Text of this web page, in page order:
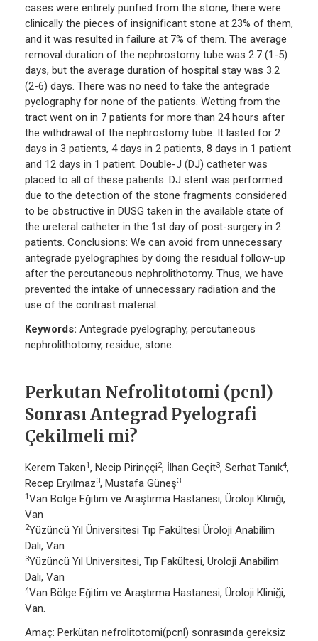
cases were entirely purified from the stone, there were
clinically the pieces of insignificant stone at 23% of them,
and it was resulted in failure at 7% of them. The average
removal duration of the nephrostomy tube was 2.7 (1-5)
days, but the average duration of hospital stay was 3.2
(2-6) days. There was no need to take the antegrade
pyelography for none of the patients. Wetting from the
tract went on in 7 patients for more than 24 hours after
the withdrawal of the nephrostomy tube. It lasted for 2
days in 3 patients, 4 days in 2 patients, 8 days in 1 patient
and 12 days in 1 patient. Double-J (DJ) catheter was
placed to all of these patients. DJ stent was performed
due to the detection of the stone fragments considered
to be obstructive in DUSG taken in the available state of
the ureteral catheter in the 1st day of post-surgery in 2
patients. Conclusions: We can avoid from unnecessary
antegrade pyelographies by doing the residual follow-up
after the percutaneous nephrolithotomy. Thus, we have
prevented the intake of unnecessary radiation and the
use of the contrast material.
Keywords: Antegrade pyelography, percutaneous
nephrolithotomy, residue, stone.
Perkutan Nefrolitotomi (pcnl)
Sonrası Antegrad Pyelografi
Çekilmeli mi?
Kerem Taken1, Necip Pirinççi2, İlhan Geçit3, Serhat Tanık4,
Recep Eryılmaz3, Mustafa Güneş3
1Van Bölge Eğitim ve Araştırma Hastanesi, Üroloji Kliniği,
Van
2Yüzüncü Yıl Üniversitesi Tıp Fakültesi Üroloji Anabilim
Dalı, Van
3Yüzüncü Yıl Üniversitesi, Tıp Fakültesi, Üroloji Anabilim
Dalı, Van
4Van Bölge Eğitim ve Araştırma Hastanesi, Üroloji Kliniği,
Van.
Amaç: Perkütan nefrolitotomi(pcnl) sonrasında gereksiz